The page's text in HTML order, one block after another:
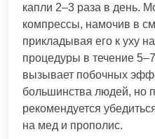
капли 2–3 раза в день.
компрессы, намочив в
прикладывая его к уху
процедуры в течение
вызывает побочных
большинства людей, но
рекомендуется
на мед и прополис.